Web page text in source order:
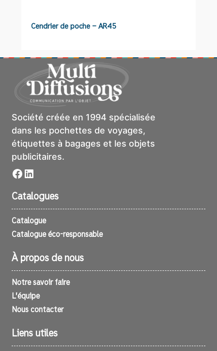
Cendrier de poche – AR45
Société créée en 1994 spécialisée
dans les pochettes de voyages,
étiquettes à bagages et les objets
publicitaires.
Facebook
LinkedIn
Catalogues
Catalogue
Catalogue éco-responsable
À propos de nous
Notre savoir faire
L’équipe
Nous contacter
Liens utiles